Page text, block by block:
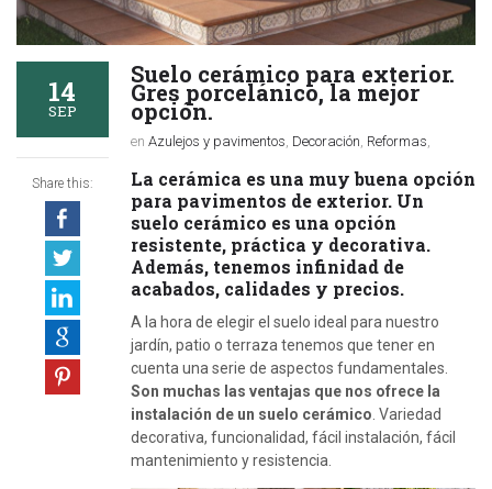
14
SEP
Share this:
Suelo cerámico para exterior.
Gres porcelánico, la mejor
opción.
en Azulejos y pavimentos Decoración Reformas
La cerámica es una muy buena opción
para pavimentos de exterior. Un
suelo cerámico es una opción
resistente, práctica y decorativa.
Además, tenemos infinidad de
acabados, calidades y precios.
A la hora de elegir el suelo ideal para nuestro
jardín, patio o terraza tenemos que tener en
cuenta una serie de aspectos fundamentales.
Son muchas las ventajas que nos ofrece la
instalación de un suelo cerámico . Variedad
decorativa, funcionalidad, fácil instalación, fácil
mantenimiento y resistencia.